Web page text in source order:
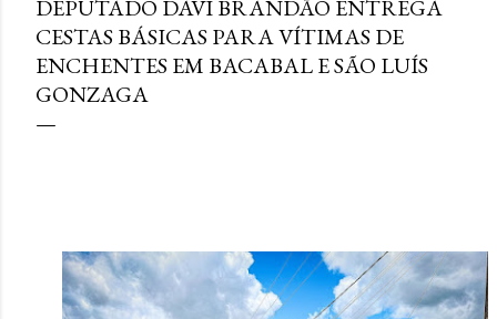
DEPUTADO DAVI BRANDÃO ENTREGA
CESTAS BÁSICAS PARA VÍTIMAS DE
ENCHENTES EM BACABAL E SÃO LUÍS
GONZAGA